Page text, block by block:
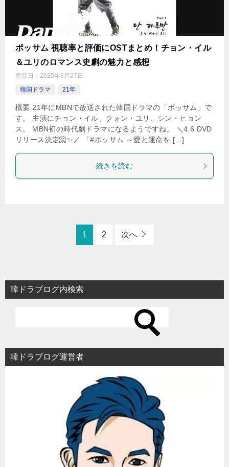
ポッサム 視聴率と評価にOSTまとめ！チョン・イル
＆ユリのロマンス史劇の魅力と感想
更新日： 2025年8月27日
韓国ドラマ
21年
概要 21年にMBNで放送された韓国ドラマの「ポッサム」で
す。 主演にチョン・イル、クォン・ユリ、シン・ヒョン
ス。 MBN初の時代劇ドラマになるようですね。 ＼4.6 DVD
リリース決定📀✨／ 「#ポッサム ～愛と運命を […]
続きを読む
1 2 次へ
韓ドラブログ内検索
韓ドラブログ運営者